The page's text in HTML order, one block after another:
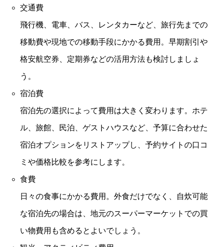
交通費
飛行機、電車、バス、レンタカーなど、旅行先までの
移動費や現地での移動手段にかかる費用。早期割引や
格安航空券、定期券などの活用方法も検討しましょ
う。
宿泊費
宿泊先の選択によって費用は大きく変わります。ホテ
ル、旅館、民泊、ゲストハウスなど、予算に合わせた
宿泊オプションをリストアップし、予約サイトの口コ
ミや価格比較を参考にします。
食費
日々の食事にかかる費用。外食だけでなく、自炊可能
な宿泊先の場合は、地元のスーパーマーケットでの買
い物費用も含めるとよいでしょう。